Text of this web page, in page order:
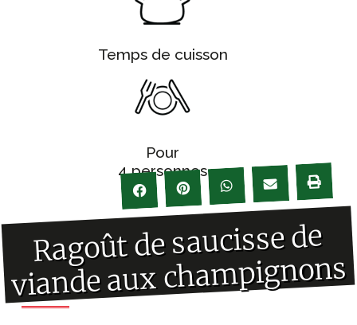
Temps de cuisson
Pour
4 personnes
Ragoût de saucisse de
viande aux champignons
Ingrédients